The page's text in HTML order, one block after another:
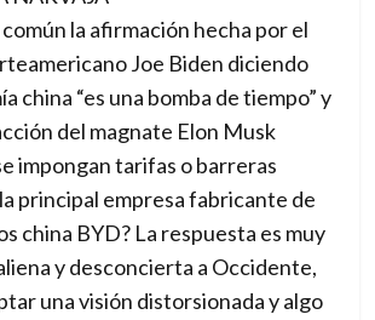
la afirmación hecha por el
Joe Biden diciendo
china “es una bomba de tiempo” y
del magnate Elon Musk
impongan tarifas o barreras
principal empresa fabricante de
china BYD? La respuesta es muy
y desconcierta a Occidente,
una visión distorsionada y algo